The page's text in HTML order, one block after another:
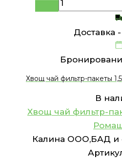
Доставка -
Хвощ чай фильтр-пакеты
В
Хвощ чай фильтр-
Калина ООО,БАД и